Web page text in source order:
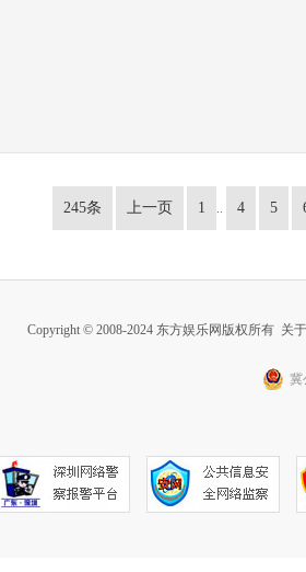
245条 上一页 1 .. 4 5
Copyright © 2008-2024 东方娱乐网版权所有 关
冀